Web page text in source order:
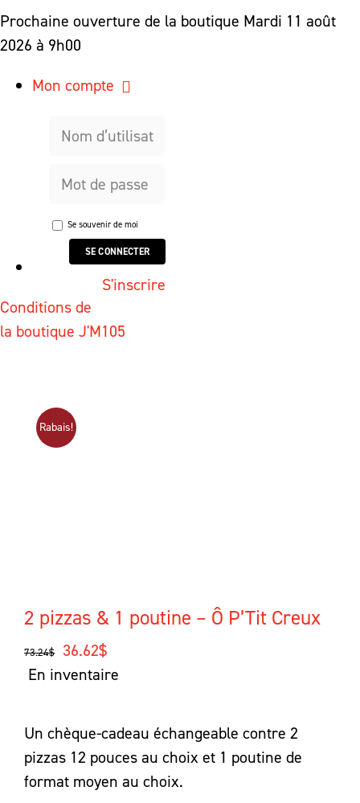
Prochaine ouverture de la boutique Mardi 11 août
2026 à 9h00
Mon compte
Se souvenir de moi
S'inscrire
Conditions de
la boutique J'M105
Rabais!
2 pizzas & 1 poutine – Ô P’Tit Creux
73.24$
Le
prix
73.24$.
36.62$Le
prix
36.62$.
En inventaire
Un chèque-cadeau échangeable contre 2
pizzas 12 pouces au choix et 1 poutine de
format moyen au choix.